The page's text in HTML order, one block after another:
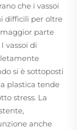
che i vassoi
difficili per oltre
parte
vassoi di
si è sottoposti
plastica tende
stress. La
anche